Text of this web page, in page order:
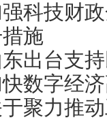
科技财
施
出台支
数字经
聚力推